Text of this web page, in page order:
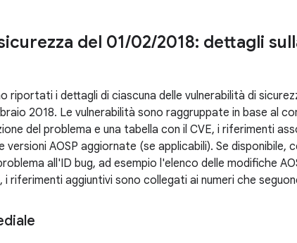
del 01/02/2018: dettagli
riportati i dettagli di ciascuna delle vulnerabilità di
2018. Le vulnerabilità sono raggruppate in base al
del problema e una tabella con il CVE, i riferimenti
versioni AOSP aggiornate (se applicabili). Se disponibile,
all'ID bug, ad esempio l'elenco delle modifiche
i riferimenti aggiuntivi sono collegati ai numeri che